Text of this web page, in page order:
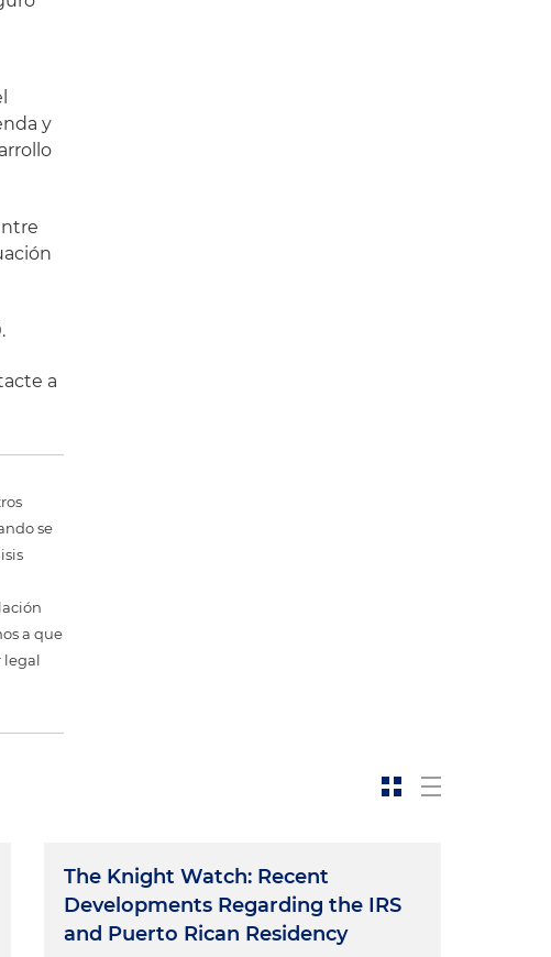
y
a
se
a que
legal
The Knight Watch: Recent
Developments Regarding the IRS
and Puerto Rican Residency